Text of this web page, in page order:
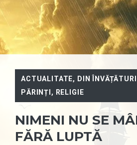
ACTUALITATE, DIN
PĂRINȚI , RELIGIE
NIMENI NU SE
FĂRĂ LUPTĂ